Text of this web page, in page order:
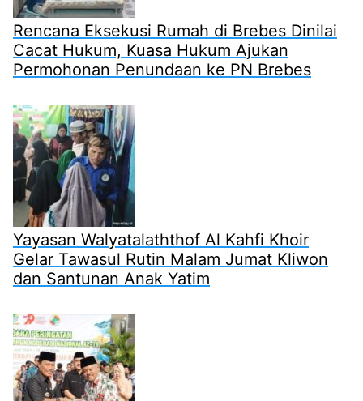
Rencana Eksekusi Rumah di Brebes Dinilai
Cacat Hukum, Kuasa Hukum Ajukan
Permohonan Penundaan ke PN Brebes
Yayasan Walyatalaththof Al Kahfi Khoir
Gelar Tawasul Rutin Malam Jumat Kliwon
dan Santunan Anak Yatim